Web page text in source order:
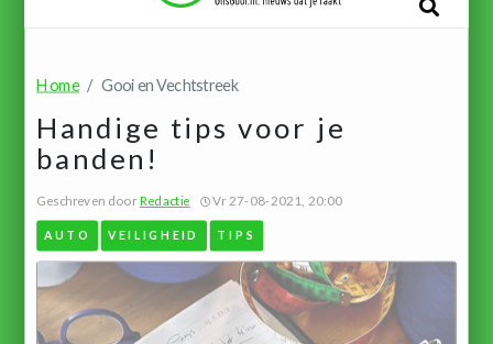
Home Gooi en Vechtstreek
Handige tips voor je
banden!
Geschreven doorRedactie Vr 27-08-2021, 20:00
AUTO VEILIGHEID TIPS